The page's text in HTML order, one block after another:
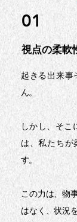
01
視点の柔軟
起きる出来事
ん。
しかし、そこ
は、私たちが
す。
この力は、物
はなく、状況